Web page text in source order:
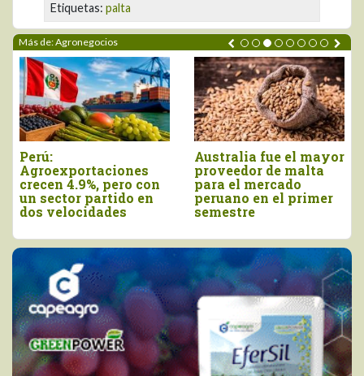
Etiquetas: palta
Más de: Agronegocios
4.9%, pero con
partido en
Australia fue el mayor
proveedor de malta
para el mercado
peruano en el primer
semestre